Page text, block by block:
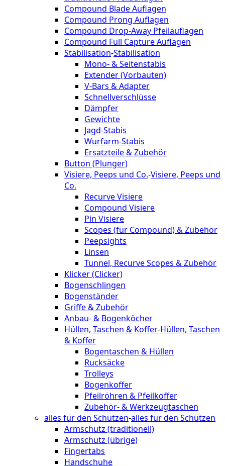
Compound Blade Auflagen
Compound Prong Auflagen
Compound Drop-Away Pfeilauflagen
Compound Full Capture Auflagen
Stabilisation-Stabilisation
Mono- & Seitenstabis
Extender (Vorbauten)
V-Bars & Adapter
Schnellverschlüsse
Dämpfer
Gewichte
Jagd-Stabis
Wurfarm-Stabis
Ersatzteile & Zubehör
Button (Plunger)
Visiere, Peeps und Co.-Visiere, Peeps und
Co.
Recurve Visiere
Compound Visiere
Pin Visiere
Scopes (für Compound) & Zubehör
Peepsights
Linsen
Tunnel, Recurve Scopes & Zubehör
Klicker (Clicker)
Bogenschlingen
Bogenständer
Griffe & Zubehör
Anbau- & Bogenköcher
Hüllen, Taschen & Koffer-Hüllen, Taschen
& Koffer
Bogentaschen & Hüllen
Rucksäcke
Trolleys
Bogenkoffer
Pfeilröhren & Pfeilkoffer
Zubehör- & Werkzeugtaschen
alles für den Schützen-alles für den Schützen
Armschutz (traditionell)
Armschutz (übrige)
Fingertabs
Handschuhe